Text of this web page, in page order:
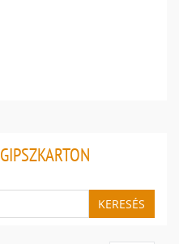
GIPSZKARTON
KERESÉS